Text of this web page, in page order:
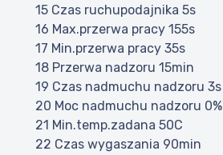
15 Czas ruchupodajnika 5s
16 Max.przerwa pracy 155s
17 Min.przerwa pracy 35s
18 Przerwa nadzoru 15min
19 Czas nadmuchu nadzoru 3s
20 Moc nadmuchu nadzoru 0%
21 Min.temp.zadana 50C
22 Czas wygaszania 90min